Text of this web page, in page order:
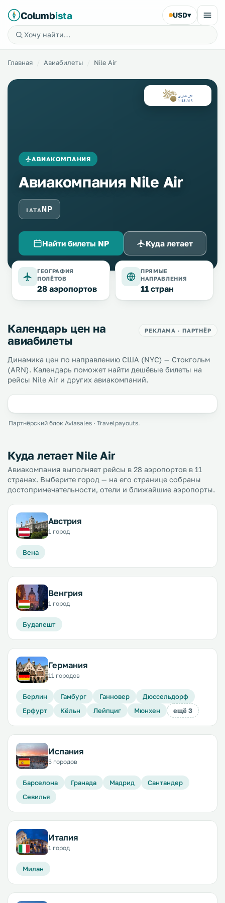
Columbista USD▾
Главная Авиабилеты Nile Air
АВИАКОМПАНИЯ
Авиакомпания Nile Air
IATA NP
Найти билеты NP Куда летает
ГЕОГРАФИЯ
ПОЛЁТОВ
28 аэропортов
ПРЯМЫЕ
НАПРАВЛЕНИЯ
11 стран
Календарь цен на
авиабилеты
РЕКЛАМА · ПАРТНЁР
Динамика цен по направлению США (NYC) — Стокгольм
(ARN). Календарь поможет найти дешёвые билеты на
рейсы Nile Air и других авиакомпаний.
Партнёрский блок Aviasales · Travelpayouts.
Куда летает Nile Air
Авиакомпания выполняет рейсы в 28 аэропортов в 11
странах. Выберите город — на его странице собраны
достопримечательности, отели и ближайшие аэропорты.
Австрия
1 город
Вена
Венгрия
1 город
Будапешт
Германия
11 городов
Берлин Гамбург Ганновер
Дюссельдорф
Ерфурт
Кёльн Лейпциг Мюнхен ещё 3
Испания
5 городов
Барселона Гранада Мадрид
Сантандер
Севилья
Италия
1 город
Милан